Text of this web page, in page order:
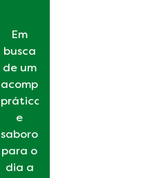
Em
busca
de um
acompanhamento
prático
e
saboroso
para o
dia a